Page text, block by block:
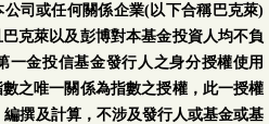
司或任何關係企業(以下合稱巴克萊)
克萊以及彭博對本基金投資人均不負
一金投信基金發行人之身分授權使用
之唯一關係為指數之授權，此一授權
撰及計算，不涉及發行人或基金或基